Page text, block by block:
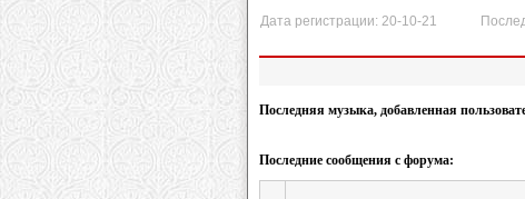
Дата регистрации: 20-10-21
Последняя музыка, добавленная
Последние сообщения с форума: